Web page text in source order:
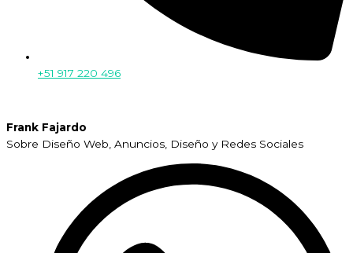
+51 917 220 496
Frank Fajardo
Sobre Diseño Web, Anuncios, Diseño y Redes Sociales